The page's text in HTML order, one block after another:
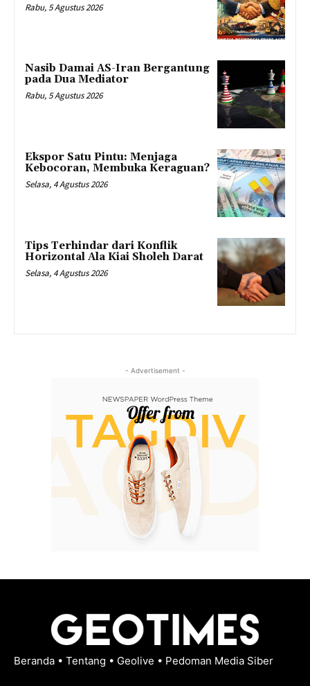
Rabu, 5 Agustus 2026
Nasib Damai AS-Iran Bergantung
pada Dua Mediator
Rabu, 5 Agustus 2026
Ekspor Satu Pintu: Menjaga
Kebocoran, Membuka Keraguan?
Selasa, 4 Agustus 2026
Tips Terhindar dari Konflik
Horizontal Ala Kiai Sholeh Darat
Selasa, 4 Agustus 2026
- Advertisement -
Beranda • Tentang • Geolive • Pedoman Media Siber